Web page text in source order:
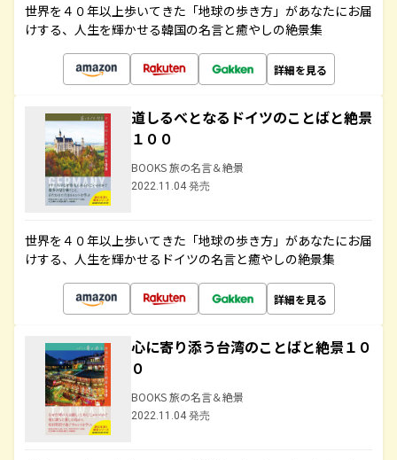
世界を４０年以上歩いてきた「地球の歩き方」があなたにお届
けする、人生を輝かせる韓国の名言と癒やしの絶景集
詳細を見る
道しるべとなるドイツのことばと絶景
１００
BOOKS 旅の名言＆絶景
2022.11.04 発売
世界を４０年以上歩いてきた「地球の歩き方」があなたにお届
けする、人生を輝かせるドイツの名言と癒やしの絶景集
詳細を見る
心に寄り添う台湾のことばと絶景１０
０
BOOKS 旅の名言＆絶景
2022.11.04 発売